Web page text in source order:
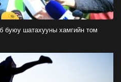
Улсын Ерөнхийлөгчийн
21
хүрсэн бөхчүүдээс допинг
аймгийн цолтой нэг бөхөөс илэрсэн
буюу шатахууны хамгийн том